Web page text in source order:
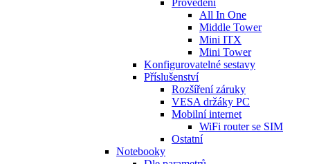
Provedení
All In One
Middle Tower
Mini ITX
Mini Tower
Konfigurovatelné sestavy
Příslušenství
Rozšíření záruky
VESA držáky PC
Mobilní internet
WiFi router se SIM
Ostatní
Notebooky